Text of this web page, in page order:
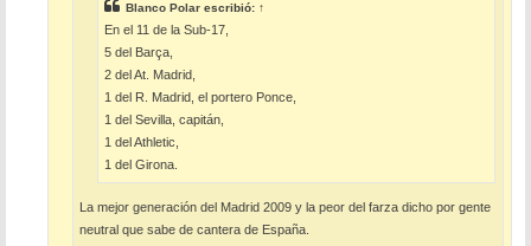
Blanco Polar escribió: ↑
En el 11 de la Sub-17,
5 del Barça,
2 del At. Madrid,
1 del R. Madrid, el portero Ponce,
1 del Sevilla, capitán,
1 del Athletic,
1 del Girona.
La mejor generación del Madrid 2009 y la peor del farza dicho por gente
neutral que sabe de cantera de España.